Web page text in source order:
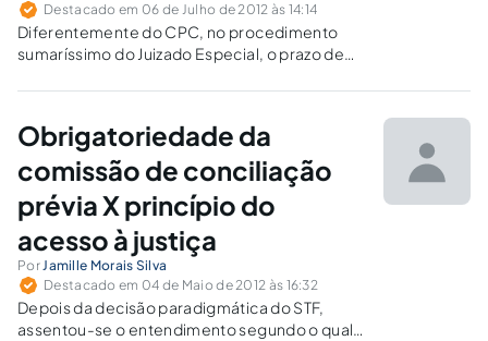
Destacado em 06 de Julho de 2012 às 14:14
Diferentemente do CPC, no procedimento
sumaríssimo do Juizado Especial, o prazo de
conta-se de hora em hora, sem exclusão do
feira, termina na primeira hora útil da segunda-
feira.
Obrigatoriedade da
comissão de conciliação
prévia X princípio do
acesso à justiça
PorJamille Morais Silva
Destacado em 04 de Maio de 2012 às 16:32
Depois da decisão paradigmática do STF,
assentou-se o entendimento segundo o qual a